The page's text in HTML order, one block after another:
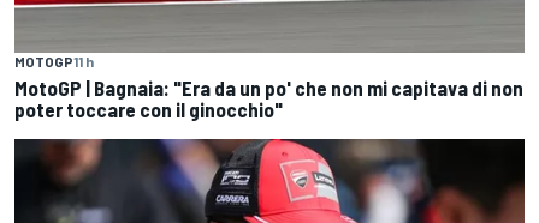
MOTOGP11 h
MotoGP | Bagnaia: "Era da un po' che non mi capitava di non
poter toccare con il ginocchio"